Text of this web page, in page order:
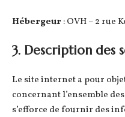
Hébergeur : OVH – 2 rue
3. Description des
Le site internet a pour
concernant l’ensemble
s’efforce de fournir des